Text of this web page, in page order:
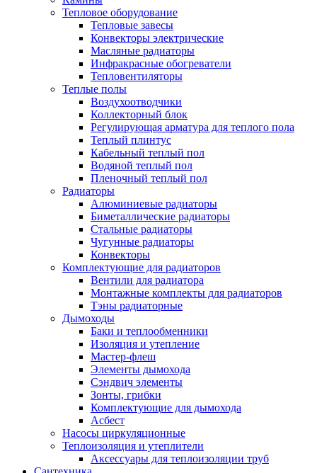
Тепловое оборудование
Тепловые завесы
Конвекторы электрические
Масляные радиаторы
Инфракрасные обогреватели
Тепловентиляторы
Теплые полы
Воздухоотводчики
Коллекторный блок
Регулирующая арматура для теплого пола
Теплый плинтус
Кабельный теплый пол
Водяной теплый пол
Пленочный теплый пол
Радиаторы
Алюминиевые радиаторы
Биметаллические радиаторы
Стальные радиаторы
Чугунные радиаторы
Конвекторы
Комплектующие для радиаторов
Вентили для радиатора
Монтажные комплекты для радиаторов
Тэны радиаторные
Дымоходы
Баки и теплообменники
Изоляция и утепление
Мастер-флеш
Элементы дымохода
Сэндвич элементы
Зонты, грибки
Комплектующие для дымохода
Асбест
Насосы циркуляционные
Теплоизоляция и утеплители
Аксессуары для теплоизоляции труб